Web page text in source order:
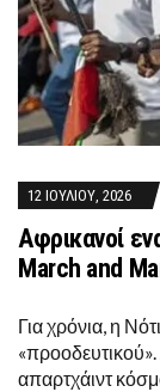
12 ΙΟΥΛΊΟΥ, 2026
Αφρικανοί
Μarch and
Για χρόνια, η
απαρτχάιντ